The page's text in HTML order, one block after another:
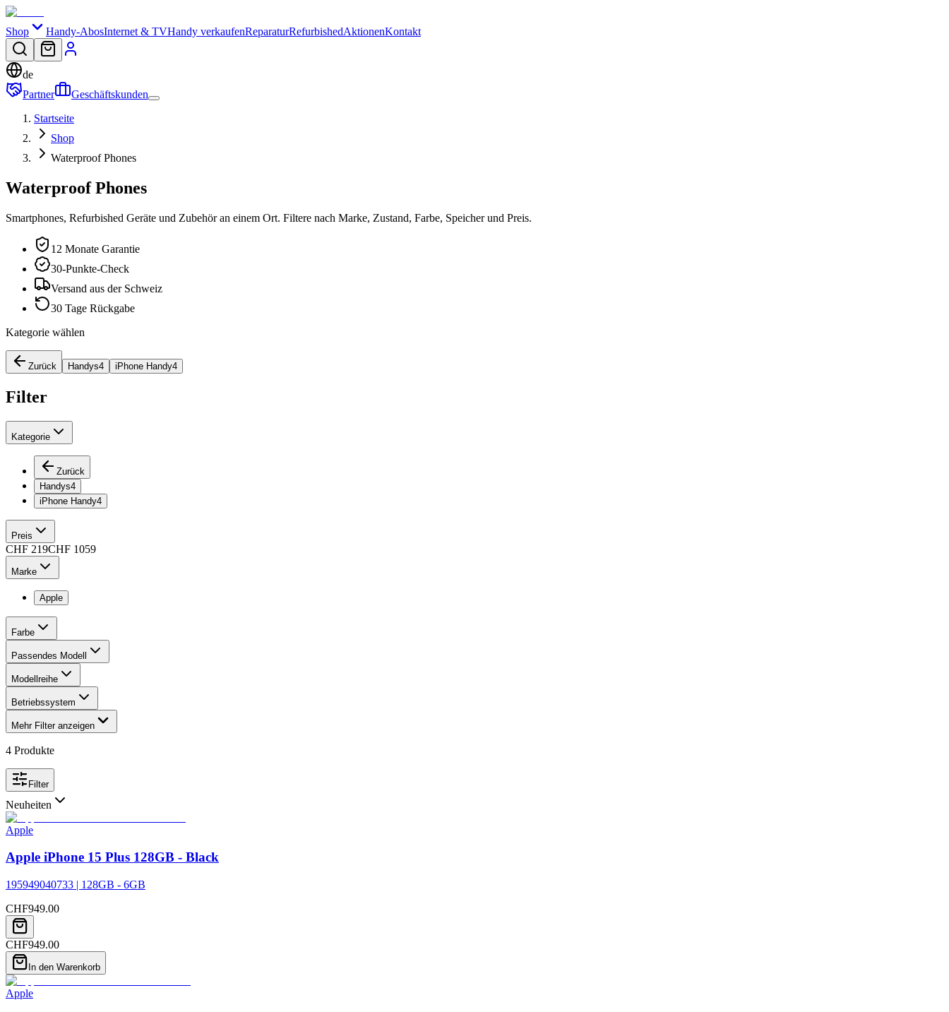
Shop Handy-AbosInternet & TVHandy verkaufenReparaturRefurbishedAktionenKontakt
de
Partner
Geschäftskunden
Startseite
Shop
Waterproof Phones
Waterproof Phones
Smartphones, Refurbished Geräte und Zubehör an einem Ort. Filtere nach Marke, Zustand, Farbe, Speicher und Preis.
12 Monate Garantie
30-Punkte-Check
Versand aus der Schweiz
30 Tage Rückgabe
Kategorie wählen
Zurück Handys4 iPhone Handy4
Filter
Kategorie
Zurück
Handys4
iPhone Handy4
Preis
CHF 219CHF 1059
Marke
Apple
Farbe
Passendes Modell
Modellreihe
Betriebssystem
Mehr Filter anzeigen
4 Produkte
Filter
Neuheiten
Apple
Apple iPhone 15 Plus 128GB - Black
195949040733 | 128GB - 6GB
CHF949.00
CHF949.00
In den Warenkorb
Apple